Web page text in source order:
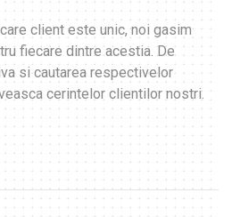
client este unic, noi gasim
fiecare dintre acestia. De
si cautarea respectivelor
cerintelor clientilor nostri.